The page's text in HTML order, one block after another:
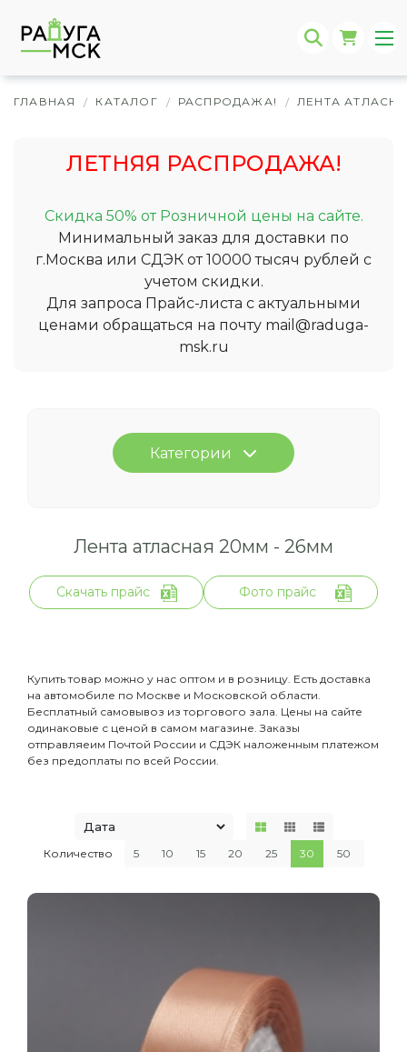
ГЛАВНАЯ / КАТАЛОГ / РАСПРОДАЖА! / ЛЕНТА
ЛЕТНЯЯ РАСПРОДАЖА!
Скидка 50% от Розничной цены на сайте.
Минимальный заказ для доставки по
г.Москва или СДЭК от 10000 тысяч рублей с
учетом скидки.
Для запроса Прайс-листа с актуальными
ценами обращаться на почту mail@raduga-
msk.ru
Категории
Лента атласная 20мм - 26мм
Скачать прайс Фото прайс
Купить товар можно у нас оптом и в розницу. Есть доставка
на автомобиле по Москве и Московской области.
Бесплатный самовывоз из торгового зала. Цены на сайте
одинаковые с ценой в самом магазине. Заказы
отправляеим Почтой России и СДЭК наложенным платежом
без предоплаты по всей России.
Количество 5 10 15 20 25 30 50